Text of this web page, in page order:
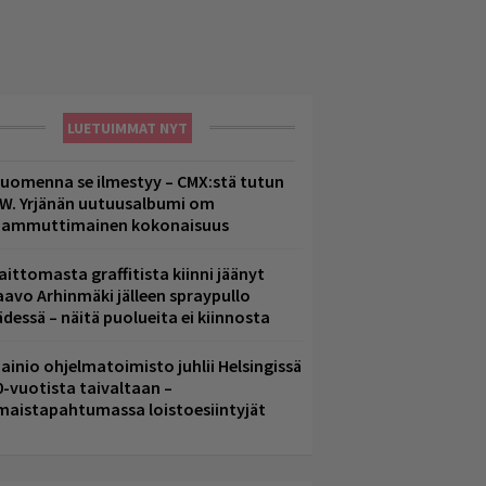
LUETUIMMAT NYT
se ilmestyy – CMX:stä tutun
Yrjänän uutuusalbumi om
kokonaisuus
graffitista kiinni jäänyt
Arhinmäki jälleen spraypullo
– näitä puolueita ei kiinnosta
ohjelmatoimisto juhlii Helsingissä
vuotista taivaltaan –
loistoesiintyjät